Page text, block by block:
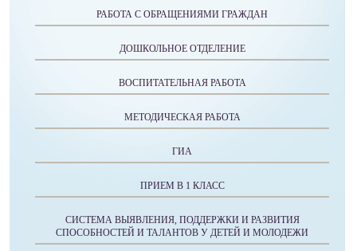
РАБОТА С ОБРАЩЕНИЯМИ ГРАЖДАН
ДОШКОЛЬНОЕ ОТДЕЛЕНИЕ
ВОСПИТАТЕЛЬНАЯ РАБОТА
МЕТОДИЧЕСКАЯ РАБОТА
ГИА
ПРИЕМ В 1 КЛАСС
СИСТЕМА ВЫЯВЛЕНИЯ, ПОДДЕРЖКИ И РАЗВИТИЯ
СПОСОБНОСТЕЙ И ТАЛАНТОВ У ДЕТЕЙ И МОЛОДЕЖИ